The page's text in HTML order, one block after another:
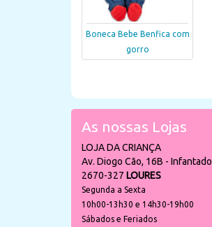
Boneca Bebe Benfica com
gorro
As nossas Lojas
LOJA DA CRIANÇA
Av. Diogo Cão, 16B - Infantado
2670-327 LOURES
Segunda a Sexta
10h00-13h30 e 14h30-19h00
Sábados e Feriados